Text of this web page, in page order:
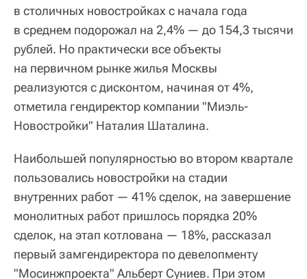
в столичных новостройках с начала года
в среднем подорожал на 2,4% — до 154,3 тысячи
рублей. Но практически все объекты
на первичном рынке жилья Москвы
реализуются с дисконтом, начиная от 4%,
отметила гендиректор компании "Миэль-
Новостройки" Наталия Шаталина.
Наибольшей популярностью во втором квартале
пользовались новостройки на стадии
внутренних работ — 41% сделок, на завершение
монолитных работ пришлось порядка 20%
сделок, на этап котлована — 18%, рассказал
первый замгендиректора по девелопменту
"Мосинжпроекта" Альберт Суниев. При этом